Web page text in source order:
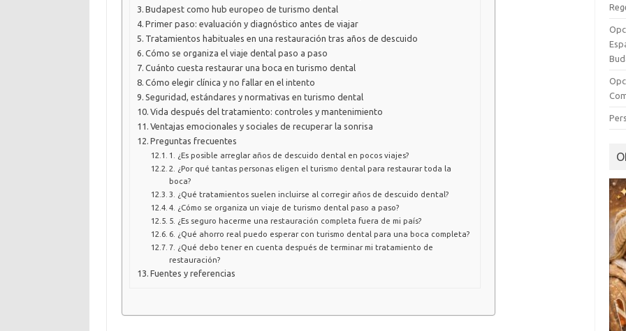
Budapest como hub europeo de turismo dental
Primer paso: evaluación y diagnóstico antes de viajar
Tratamientos habituales en una restauración tras años de descuido
Cómo se organiza el viaje dental paso a paso
Cuánto cuesta restaurar una boca en turismo dental
Cómo elegir clínica y no fallar en el intento
Seguridad, estándares y normativas en turismo dental
Vida después del tratamiento: controles y mantenimiento
Ventajas emocionales y sociales de recuperar la sonrisa
Preguntas frecuentes
1. ¿Es posible arreglar años de descuido dental en pocos viajes?
2. ¿Por qué tantas personas eligen el turismo dental para restaurar toda la
boca?
3. ¿Qué tratamientos suelen incluirse al corregir años de descuido dental?
4. ¿Cómo se organiza un viaje de turismo dental paso a paso?
5. ¿Es seguro hacerme una restauración completa fuera de mi país?
6. ¿Qué ahorro real puedo esperar con turismo dental para una boca completa?
7. ¿Qué debo tener en cuenta después de terminar mi tratamiento de
restauración?
Fuentes y referencias